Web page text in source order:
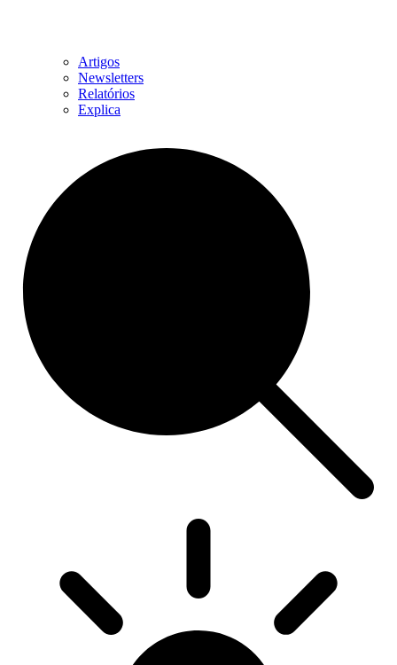
Artigos
Newsletters
Relatórios
Explica